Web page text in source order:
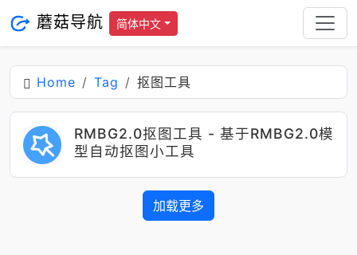
蘑菇导航 简体中文
Home Tag 抠图工具
RMBG2.0抠图工具 - 基于RMBG2.0模
型自动抠图小工具
加载更多